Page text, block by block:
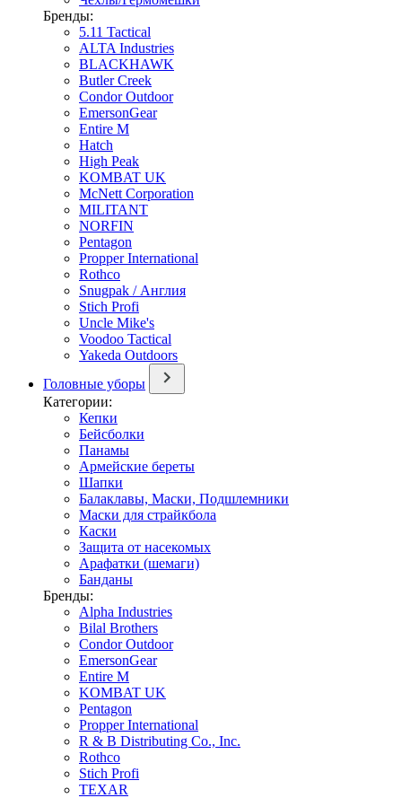
Бренды:
5.11 Tactical
ALTA Industries
BLACKHAWK
Butler Creek
Condor Outdoor
EmersonGear
Entire M
Hatch
High Peak
KOMBAT UK
McNett Corporation
MILITANT
NORFIN
Pentagon
Propper International
Rothco
Snugpak / Англия
Stich Profi
Uncle Mike's
Voodoo Tactical
Yakeda Outdoors
Головные уборы
Категории:
Кепки
Бейсболки
Панамы
Армейские береты
Шапки
Балаклавы, Маски, Подшлемники
Маски для страйкбола
Каски
Защита от насекомых
Арафатки (шемаги)
Банданы
Бренды:
Alpha Industries
Bilal Brothers
Condor Outdoor
EmersonGear
Entire M
KOMBAT UK
Pentagon
Propper International
R & B Distributing Co., Inc.
Rothco
Stich Profi
TEXAR